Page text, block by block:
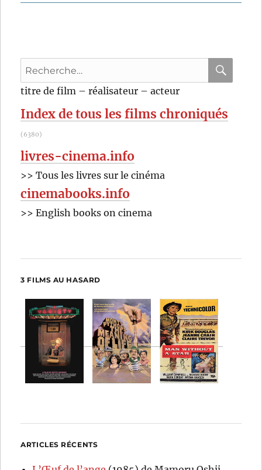
La
Recherche
pour
titre de film – réalisateur – acteur
Index de tous les films chroniqués
(6380)
livres-cinema.info
>> Tous les livres sur le cinéma
cinemabooks.info
>> English books on cinema
3 FILMS AU HASARD
ARTICLES RÉCENTS